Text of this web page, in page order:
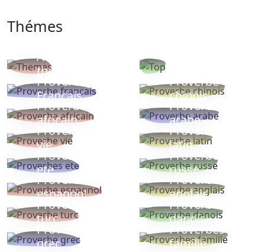
Thémes
Autres
thèmes
Proverbe
Français
Proverbe
chinois
Proverbe
africain
Proverbe
arabe
Proverbe
vie
Proverbe
latin
Proverbes
ete
Proverbe
russe
Proverbe
espagnol
Proverbe
anglais
Proverbe
turc
Proverbe
danois
Proverbe
grec
Proverbes
famille